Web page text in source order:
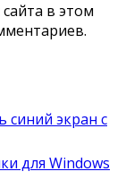
в этом
синий экран с
для Windows